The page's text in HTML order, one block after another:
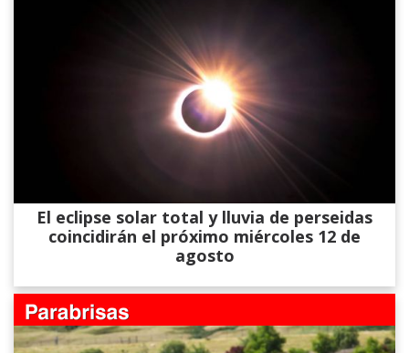
El eclipse solar total y lluvia de perseidas
coincidirán el próximo miércoles 12 de
agosto